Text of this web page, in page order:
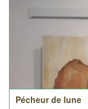
Pécheur de lune